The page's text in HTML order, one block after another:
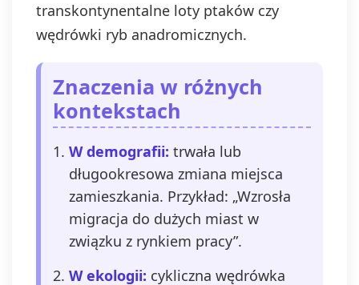
transkontynentalne loty ptaków czy
wędrówki ryb anadromicznych.
Znaczenia w różnych
kontekstach
W demografii: trwała lub
długookresowa zmiana miejsca
zamieszkania. Przykład: „Wzrosła
migracja do dużych miast w
związku z rynkiem pracy”.
W ekologii: cykliczna wędrówka